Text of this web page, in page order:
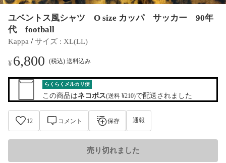
ユベントス風シャツ O size カッパ サッカー 90年
代 football
Kappa / サイズ : XL(LL)
¥6,800 (税込) 送料込み
らくらくメルカリ便
この商品はネコポス(送料 ¥210)で配送されました
12 コメント 保存 通報
売り切れました